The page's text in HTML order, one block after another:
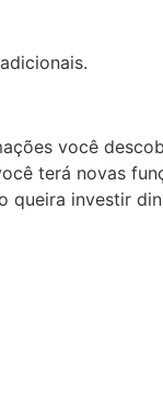
você
terá novas
investir